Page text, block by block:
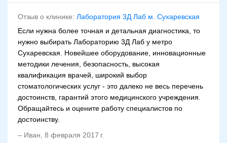
Отзыв о клинике: Лаборатория 3Д Лаб м. Сухaревская
Если нужна более точная и детальная диагностика, то
нужно выбирать Лабораторию 3Д Лаб у метро
Сухаревская. Новейшее оборудование, инновационные
методики лечения, безопасность, высокая
квалификация врачей, широкий выбор
стоматологических услуг - это далеко не весь перечень
достоинств, гарантий этого медицинского учреждения.
Обращайтесь и оцените работу специалистов по
достоинству.
– Иван 8 февраля 2017 г.